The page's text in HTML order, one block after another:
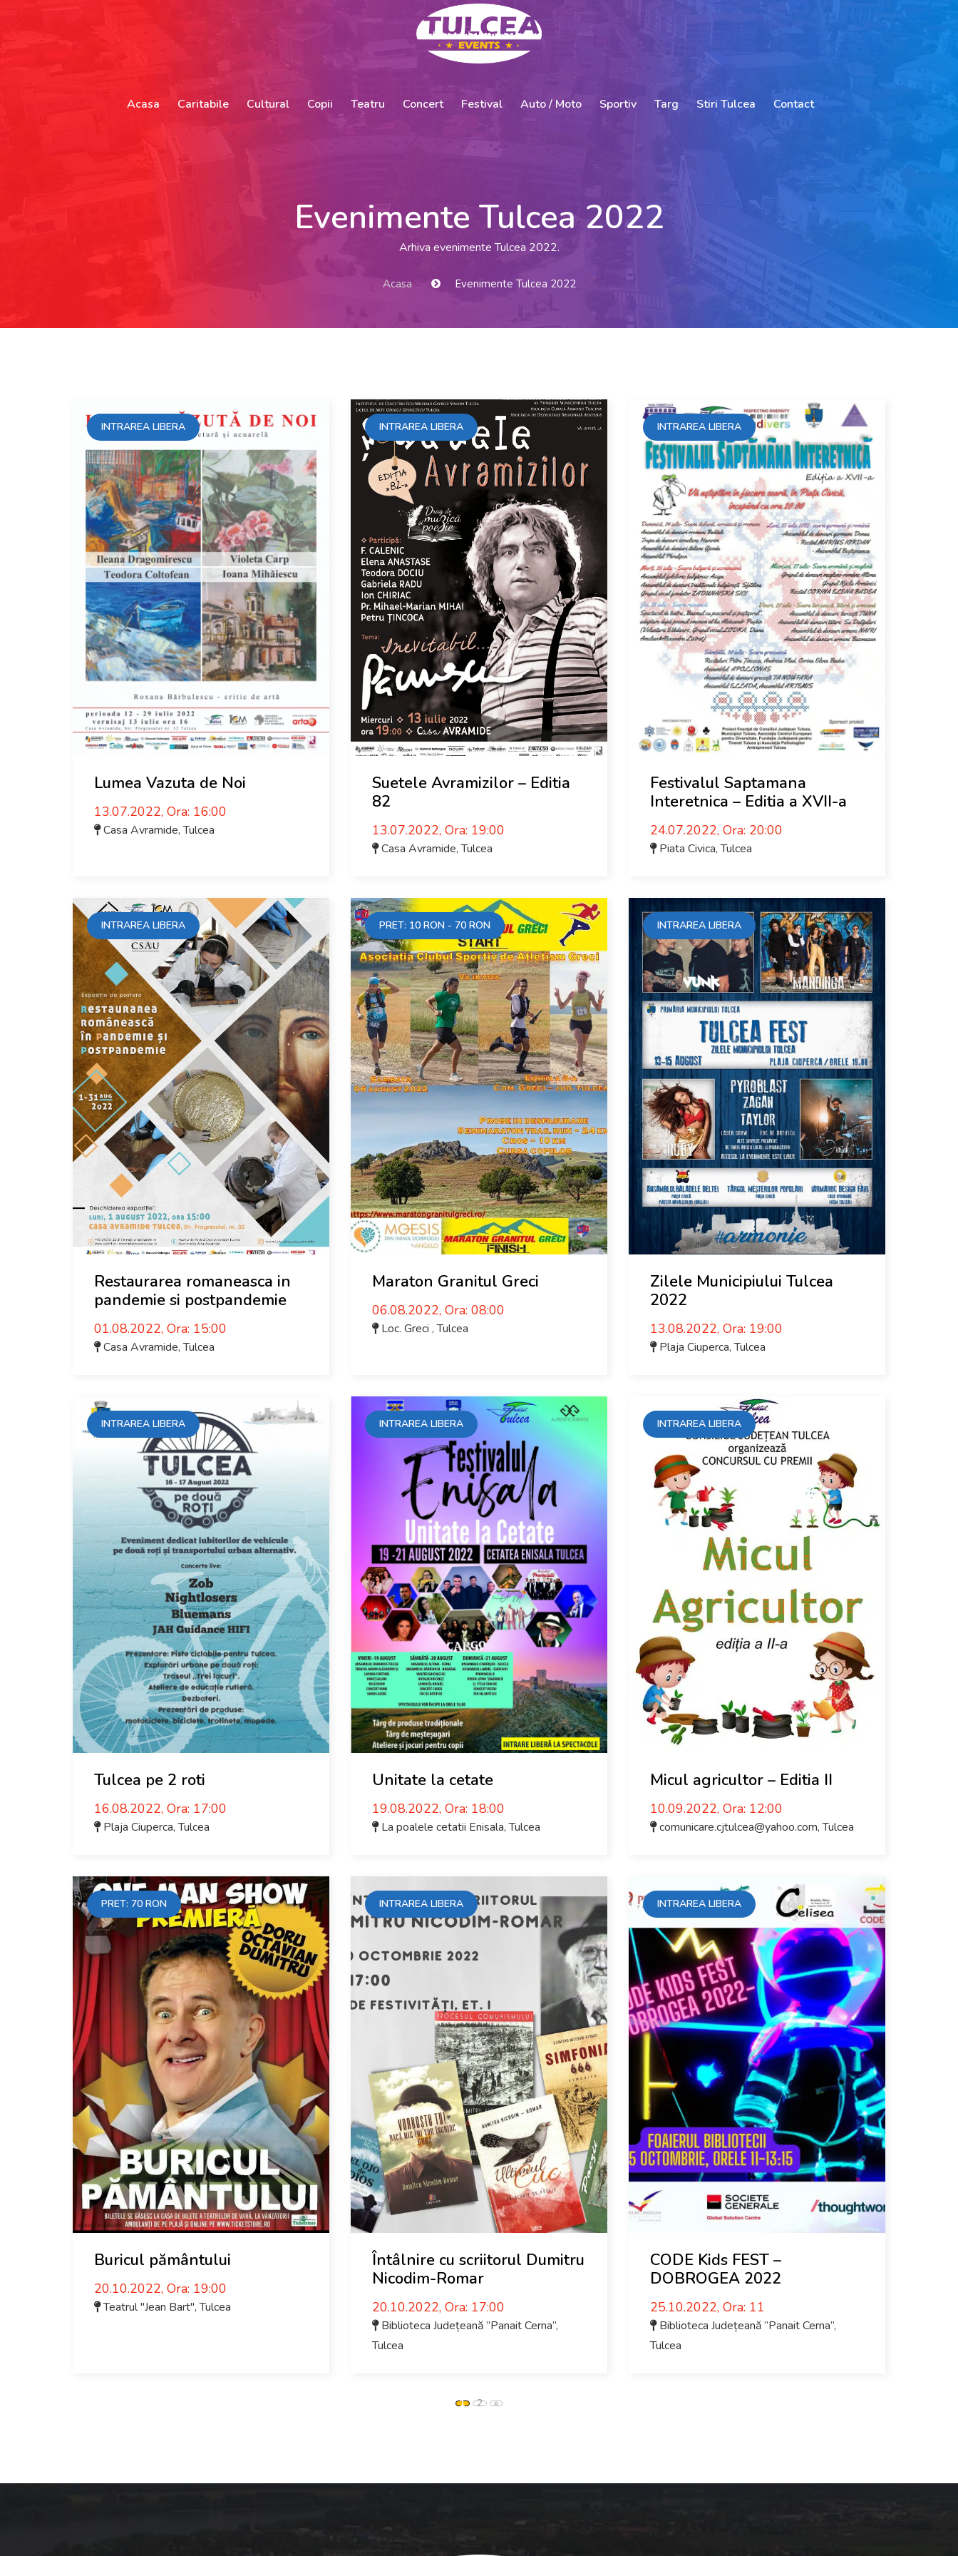
Acasa Caritabile Cultural Copii Teatru Concert Festival Auto / Moto Sportiv Targ Stiri Tulcea Contact
Evenimente Tulcea 2022
Arhiva evenimente Tulcea 2022.
Acasa Evenimente Tulcea 2022
INTRAREA LIBERA
Lumea Vazuta de Noi
13.07.2022, Ora: 16:00
Casa Avramide,Tulcea
INTRAREA LIBERA
Suetele Avramizilor – Editia
82
13.07.2022, Ora: 19:00
Casa Avramide,Tulcea
INTRAREA LIBERA
Festivalul Saptamana
Interetnica – Editia a XVII-a
24.07.2022, Ora: 20:00
Piata Civica,Tulcea
INTRAREA LIBERA
Restaurarea romaneasca in
pandemie si postpandemie
01.08.2022, Ora: 15:00
Casa Avramide,Tulcea
PRET: 10 RON - 70 RON
Maraton Granitul Greci
06.08.2022, Ora: 08:00
Loc. Greci ,Tulcea
INTRAREA LIBERA
Zilele Municipiului Tulcea
2022
13.08.2022, Ora: 19:00
Plaja Ciuperca,Tulcea
INTRAREA LIBERA
Tulcea pe 2 roti
16.08.2022, Ora: 17:00
Plaja Ciuperca,Tulcea
INTRAREA LIBERA
Unitate la cetate
19.08.2022, Ora: 18:00
La poalele cetatii Enisala,Tulcea
INTRAREA LIBERA
Micul agricultor – Editia II
10.09.2022, Ora: 12:00
comunicare.cjtulcea@yahoo.com,Tulcea
PRET: 70 RON
Buricul pământului
20.10.2022, Ora: 19:00
Teatrul "Jean Bart",Tulcea
INTRAREA LIBERA
Întâlnire cu scriitorul Dumitru
Nicodim-Romar
20.10.2022, Ora: 17:00
Biblioteca Județeană ”Panait Cerna”,
Tulcea
INTRAREA LIBERA
CODE Kids FEST –
DOBROGEA 2022
25.10.2022, Ora: 11
Biblioteca Județeană ”Panait Cerna”,
Tulcea
1 2 »